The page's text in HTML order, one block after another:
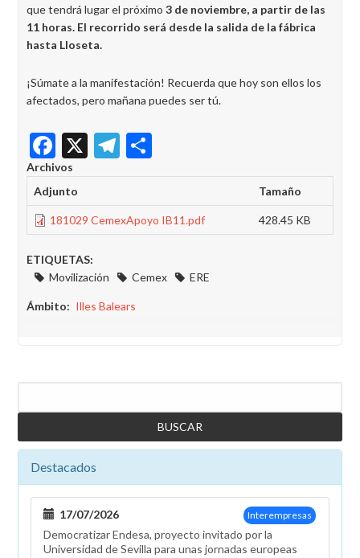
que tendrá lugar el próximo 3 de noviembre, a partir de las
11 horas. El recorrido será desde la salida de la fábrica
hasta Lloseta.
¡Súmate a la manifestación! Recuerda que hoy son ellos los
afectados, pero mañana puedes ser tú.
Facebook
X Telegram
Archivos
Adjunto
Tamaño
181029 CemexApoyo IB11.pdf 428.45 KB
ETIQUETAS:
Movilización
Cemex ERE
Ámbito Illes Balears
Destacados
Interempresas
17/07/2026
Democratizar Endesa, proyecto invitado por la
Universidad de Sevilla para unas jornadas europeas